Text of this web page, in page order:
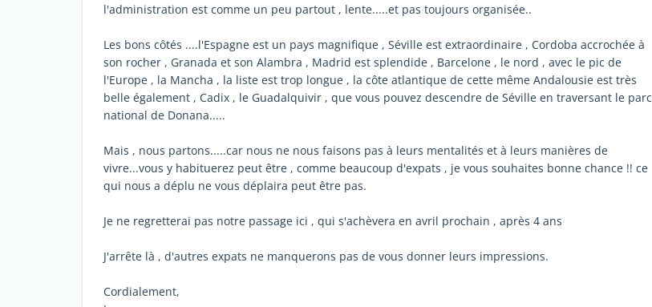
l'administration est comme un peu partout , lente.....et pas toujours organisée..
Les bons côtés ....l'Espagne est un pays magnifique , Séville est extraordinaire , Cordoba accrochée à
son rocher , Granada et son Alambra , Madrid est splendide , Barcelone , le nord , avec le pic de
l'Europe , la Mancha , la liste est trop longue , la côte atlantique de cette même Andalousie est très
belle également , Cadix , le Guadalquivir , que vous pouvez descendre de Séville en traversant le parc
national de Donana.....
Mais , nous partons.....car nous ne nous faisons pas à leurs mentalités et à leurs manières de
vivre...vous y habituerez peut être , comme beaucoup d'expats , je vous souhaites bonne chance !! ce
qui nous a déplu ne vous déplaira peut être pas.
Je ne regretterai pas notre passage ici , qui s'achèvera en avril prochain , après 4 ans
J'arrête là , d'autres expats ne manquerons pas de vous donner leurs impressions.
Cordialement,